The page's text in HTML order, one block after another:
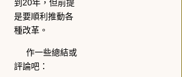
到20年，但前提
是要順利推動各
種改革。
作一些總結或
評論吧：